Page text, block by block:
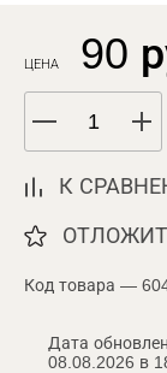
ЦЕНА 90
К
Код товара —
Дата
08.08.2026 в